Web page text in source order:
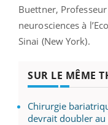
Buettner,
neurosciences à
Sinai (New York).
SUR LE MÊME
Chirurgie
devrait doubler au